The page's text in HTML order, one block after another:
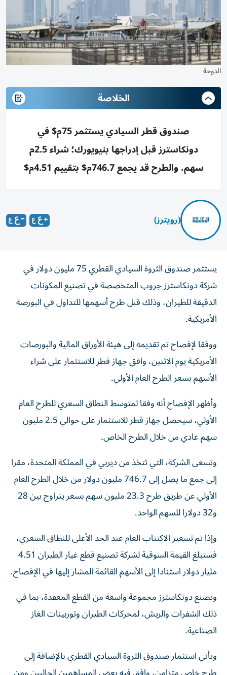
الدوحة
الخلاصة
صندوق قطر السيادي يستثمر 75م$ في
دونكاسترز قبل إدراجها بنيويورك؛ شراء 2.5م
سهم، والطرح قد يجمع 746.7م$ بتقييم 4.51م$
(رويترز)
يستثمر صندوق الثروة السيادي القطري 75 مليون دولار في
شركة دونكاسترز جروب المتخصصة ‌في تصنيع المكونات
الدقيقة للطيران، وذلك قبل طرح ​أسهمها ⁠للتداول في البورصة
الأمريكية.
ووفقا لإفصاح تم ‌تقديمه إلى هيئة الأوراق ‌المالية والبورصات
الأمريكية يوم الاثنين، وافق جهاز قطر للاستثمار على شراء
الأسهم بسعر الطرح العام ‌الأولي.
وأظهر الإفصاح أنه وفقا لمتوسط النطاق السعري للطرح ⁠العام
الأولي، سيحصل جهاز قطر للاستثمار على حوالي 2.5 مليون
سهم عادي من خلال الطرح الخاص.
وتسعى الشركة، التي تتخذ من ديربي في المملكة المتحدة، مقرا
إلى جمع ما يصل إلى ​746.7 مليون دولار من خلال الطرح العام
‌الأولي عن طريق طرح 23.3 مليون سهم بسعر يتراوح بين 28
و32 دولارا للسهم الواحد.
وإذا تم ⁠تسعير الاكتتاب العام عند الحد الأعلى للنطاق السعري،
فستبلغ القيمة السوقية لشركة تصنيع قطع غيار الطيران ​4.51
مليار دولار ‌استنادا إلى الأسهم القائمة المشار إليها ‌في الإفصاح.
وتصنع دونكاسترز مجموعة واسعة من القطع المعقدة، بما في
ذلك الشفرات والريش، لمحركات الطيران وتوربينات ‌الغاز
الصناعية.
ويأتي ‌استثمار صندوق الثروة السيادي ⁠القطري بالإضافة إلى